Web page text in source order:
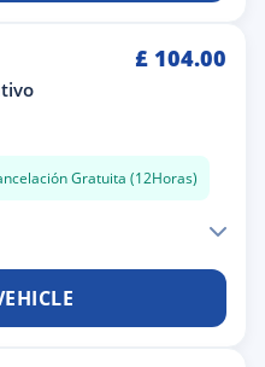
£ 104.00
Gratuita (12Horas)